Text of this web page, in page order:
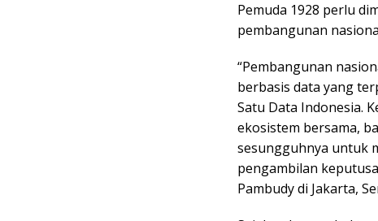
Pemuda 1928 perlu
pembangunan
“Pembangunan
berbasis data yang
Satu Data Indonesia.
ekosistem bersama,
sesungguhnya untuk
pengambilan
Pambudy di Jakarta,